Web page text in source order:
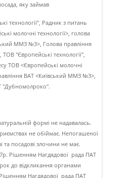
яку займав
Радник з питань
молочнi технологiї>, голова
ММЗ №3>, Голова правлiння
"Європейськi технологiї",
ТОВ <Європейськi молочнi
ВАТ <Київський ММЗ №3>,
"Дубномолроко".
формi не надавалась.
не обiймає. Непогашеної
та посадовi злочини не має.
Рiшенням Нагдядової рада ПАТ
до вiдкликання органами
Нагдядової рада ПАТ